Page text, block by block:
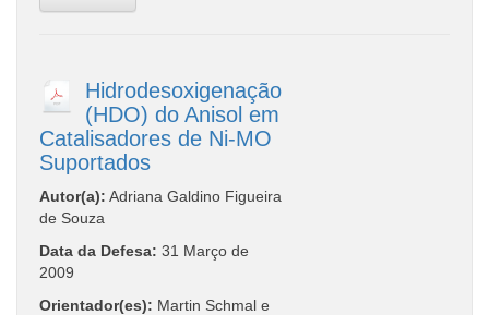
Hidrodesoxigenação
(HDO) do Anisol em
Catalisadores de Ni-MO
Suportados
Autor(a): Adriana Galdino Figueira
de Souza
Data da Defesa: 31 Março de
2009
Orientador(es): Martin Schmal e